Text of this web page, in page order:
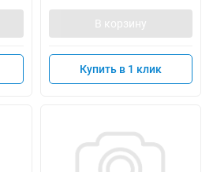
В корзину
Купить в 1 клик